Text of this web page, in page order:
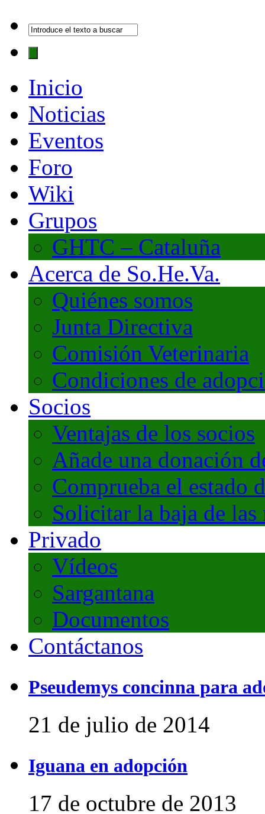
Inicio
Noticias
Eventos
Foro
Wiki
Grupos
GHTC – Cataluña
Acerca de So.He.Va.
Quiénes somos
Junta Directiva
Comisión Veterinaria
Condiciones de
Socios
Ventajas de los socios
Añade una donación
Comprueba el estado
Solicitar la baja de
Privado
Vídeos
Sargantana
Documentos
Contáctanos
Pseudemys concinna para
21 de julio de 2014
Iguana en adopción
17 de octubre de 2013